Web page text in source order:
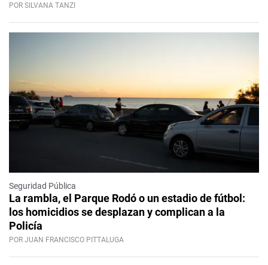
POR SILVANA TANZI
Seguridad Pública
La rambla, el Parque Rodó o un estadio de fútbol:
los homicidios se desplazan y complican a la
Policía
POR JUAN FRANCISCO PITTALUGA